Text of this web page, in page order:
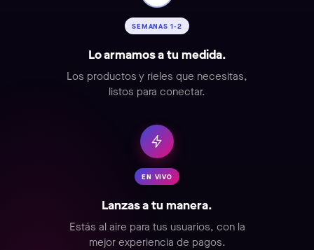
SEMANAS 1-2
Lo armamos a tu medida.
Los productos y rieles que necesitas,
listos para conectar.
EN VIVO
Lanzas a tu manera.
Estás al aire para tus usuarios, con la
mejor experiencia de pagos.